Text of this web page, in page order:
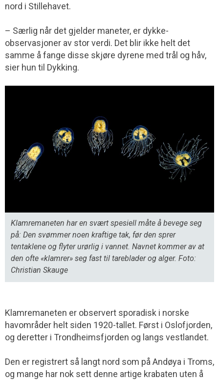
nord i Stillehavet.
– Særlig når det gjelder maneter, er dykke­
observasjoner av stor verdi. Det blir ikke helt det
samme å fange disse skjøre dyrene med trål og håv,
sier hun til Dykking.
Klamremaneten har en svært spesiell måte å bevege seg
på: Den svømmer noen kraftige tak, før den sprer
tentaklene og flyter urørlig i vannet. Navnet kommer av at
den ofte «klamrer» seg fast til tareblader og alger. Foto:
Christian Skauge
Klamremaneten er observert sporadisk i norske
havområder helt siden 1920-tallet. Først i Oslofjorden,
og deretter i Trondheimsfjorden og langs vestlandet.
Den er registrert så langt nord som på Andøya i Troms,
og mange har nok sett denne artige krabaten uten å